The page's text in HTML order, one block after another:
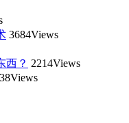
3684Views
西？ 2214Views